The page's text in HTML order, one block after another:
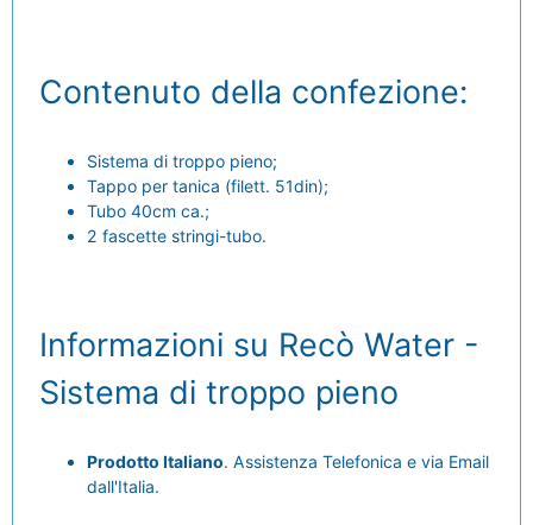
Contenuto della confezione:
Sistema di troppo pieno;
Tappo per tanica (filett. 51din);
Tubo 40cm ca.;
2 fascette stringi-tubo.
Informazioni su Recò Water -
Sistema di troppo pieno
Prodotto Italiano. Assistenza Telefonica e via Email
dall'Italia.